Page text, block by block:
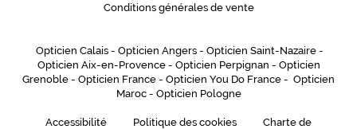
Conditions générales de vente
Opticien Calais - Opticien Angers - Opticien Saint-Nazaire -
Opticien Aix-en-Provence- Opticien Perpignan - Opticien
Grenoble - Opticien France - Opticien You Do France - Opticien
Maroc- Opticien Pologne
Accessibilité Politique des cookies
Charte de